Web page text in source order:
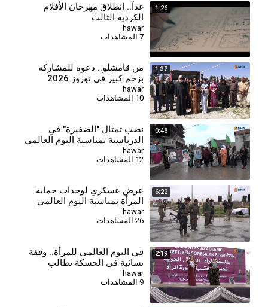
1:26
غداً.. انطلاق مهرجان الأفلام
الكردية الثالث
hawar
1:32
من قامشلو.. دعوة للمشاركة
بزخم كبير في نوروز 2026
hawar
10 المشاهدات
0:48
نصب تمثال "الضفيرة" في
الدرباسية بمناسبة اليوم العالمي
للمرأة
hawar
12 المشاهدات
6:22
⁣عرض عسكري لوحدات حماية
المرأة بمناسبة اليوم العالمي
للمرأة
hawar
26 المشاهدات
2:19
⁣في اليوم العالمي للمرأة.. وقفة
نسائية في الحسكة تطالب
بالإفراج عن الأسرى لدى الحكومة
hawar
9 المشاهدات